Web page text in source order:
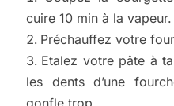
cuire 10 min à la
Préchauffez votre
Etalez votre pâte à
les dents d’une